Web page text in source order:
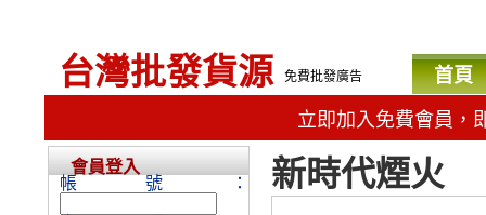
台灣批發貨源 免費批發廣告 首頁
立即加入免費會員，
新時代煙火
會員登入
帳號：